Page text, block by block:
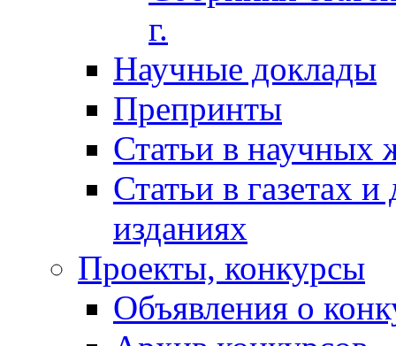
г.
Научные доклады
Препринты
Статьи в научных
Статьи в газетах
изданиях
Проекты, конкурсы
Объявления о